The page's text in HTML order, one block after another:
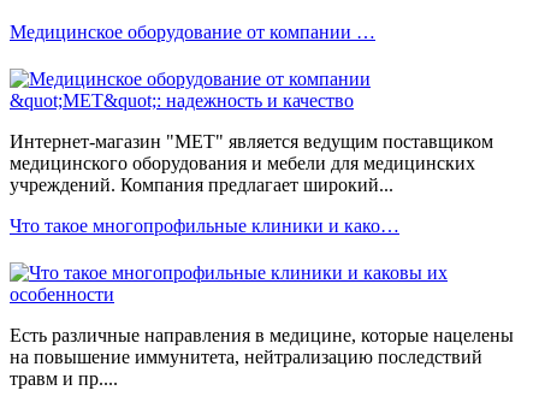
Медицинское оборудование от компании …
Интернет-магазин "МЕТ" является ведущим поставщиком
медицинского оборудования и мебели для медицинских
учреждений. Компания предлагает широкий...
Что такое многопрофильные клиники и како…
Есть различные направления в медицине, которые нацелены
на повышение иммунитета, нейтрализацию последствий
травм и пр....